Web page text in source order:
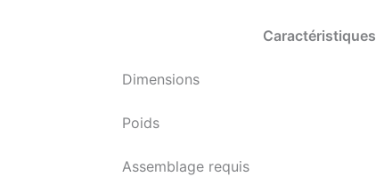
Caractéristiques
Dimensions
Poids
Assemblage requis